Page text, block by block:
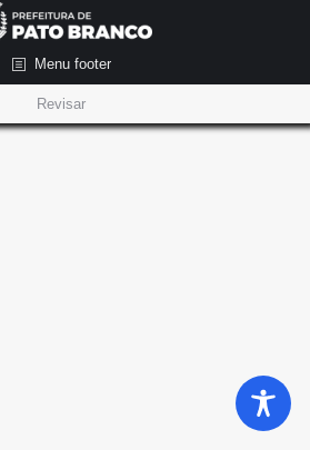
Menu footer
Revisar